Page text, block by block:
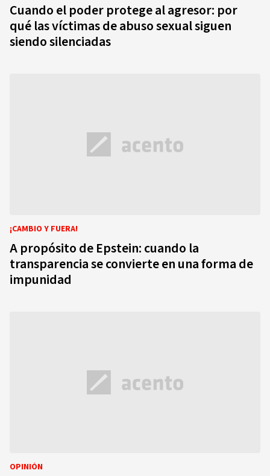
Cuando el poder protege al agresor: por
qué las víctimas de abuso sexual siguen
siendo silenciadas
¡CAMBIO Y FUERA!
A propósito de Epstein: cuando la
transparencia se convierte en una forma de
impunidad
OPINIÓN